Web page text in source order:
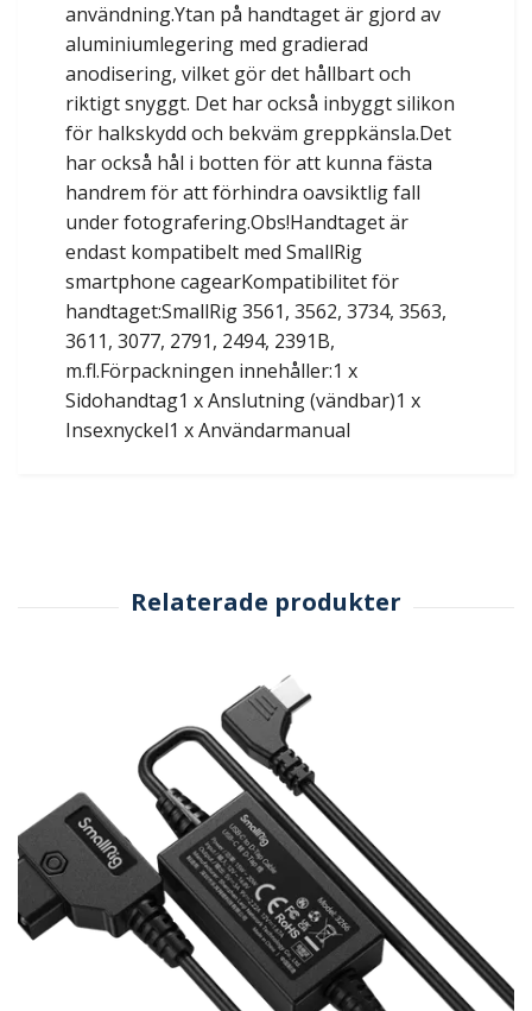
användning.Ytan på handtaget är gjord av
aluminiumlegering med gradierad
anodisering, vilket gör det hållbart och
riktigt snyggt. Det har också inbyggt silikon
för halkskydd och bekväm greppkänsla.Det
har också hål i botten för att kunna fästa
handrem för att förhindra oavsiktlig fall
under fotografering.Obs!Handtaget är
endast kompatibelt med SmallRig
smartphone cagearKompatibilitet för
handtaget:SmallRig 3561, 3562, 3734, 3563,
3611, 3077, 2791, 2494, 2391B,
m.fl.Förpackningen innehåller:1 x
Sidohandtag1 x Anslutning (vändbar)1 x
Insexnyckel1 x Användarmanual